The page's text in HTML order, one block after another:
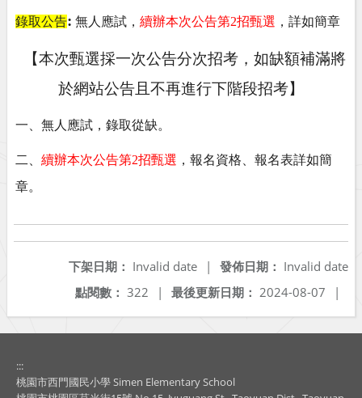
錄取公告: 無人應試， 續辦本次公告第2招甄選 ，詳如簡章
【本次甄選採一次公告分次招考，如缺額補滿將
於網站公告且不再進行下階段招考】
一、無人應試，錄取從缺。
二、 續辦本次公告第2招甄選 ，報名資格、報名表詳如簡
章。
發佈日期： Invalid date
下架日期： Invalid date
|
最後更新日期： 2024-08-07 |
點閱數： 322 |
:::
桃園市西門國民小學 Simen Elementary School